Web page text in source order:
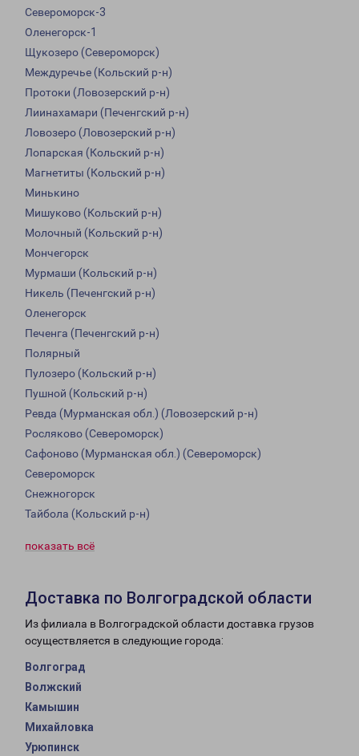
Североморск-3
Оленегорск-1
Щукозеро (Североморск)
Междуречье (Кольский р-н)
Протоки (Ловозерский р-н)
Лиинахамари (Печенгский р-н)
Ловозеро (Ловозерский р-н)
Лопарская (Кольский р-н)
Магнетиты (Кольский р-н)
Минькино
Мишуково (Кольский р-н)
Молочный (Кольский р-н)
Мончегорск
Мурмаши (Кольский р-н)
Никель (Печенгский р-н)
Оленегорск
Печенга (Печенгский р-н)
Полярный
Пулозеро (Кольский р-н)
Пушной (Кольский р-н)
Ревда (Мурманская обл.) (Ловозерский р-н)
Росляково (Североморск)
Сафоново (Мурманская обл.) (Североморск)
Североморск
Снежногорск
Тайбола (Кольский р-н)
показать всё
Доставка по Волгоградской области
Из филиала в Волгоградской области доставка грузов
осуществляется в следующие города:
Волгоград
Волжский
Камышин
Михайловка
Урюпинск